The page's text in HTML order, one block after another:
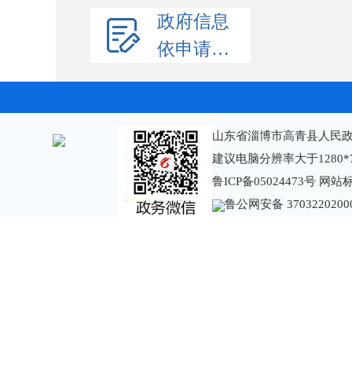
政府信息
依申请公开
山东省淄博市高青县人民
建议电脑分辨率大于
鲁ICP备05024473号 网站
鲁公网安备